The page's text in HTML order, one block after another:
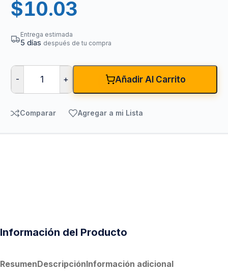
$10.03
Entrega estimada
5 días después de tu compra
- + Añadir Al Carrito
Comparar Agregar a mi Lista
Información del Producto
ResumenDescripciónInformación adicional